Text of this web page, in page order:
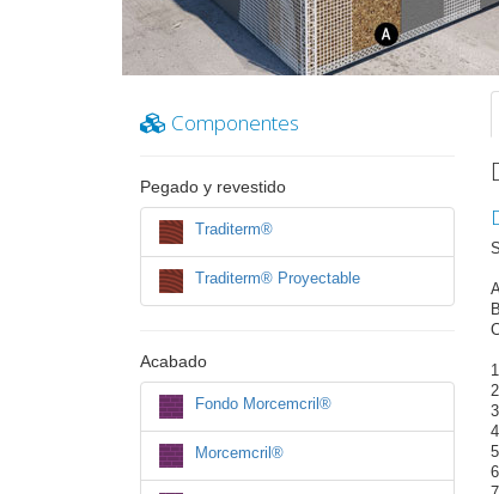
Componentes
Pegado y revestido
Traditerm®
Traditerm® Proyectable
Acabado
Fondo Morcemcril®
Morcemcril®